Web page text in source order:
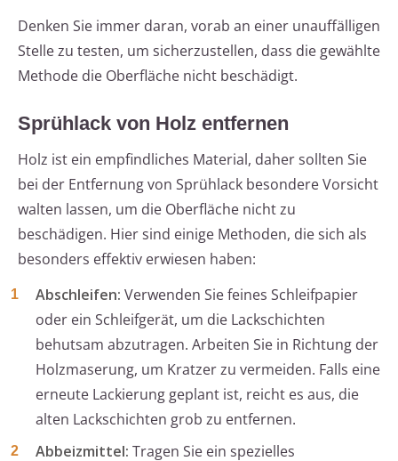
Denken Sie immer daran, vorab an einer unauffälligen
Stelle zu testen, um sicherzustellen, dass die gewählte
Methode die Oberfläche nicht beschädigt.
Sprühlack von Holz entfernen
Holz ist ein empfindliches Material, daher sollten Sie
bei der Entfernung von Sprühlack besondere Vorsicht
walten lassen, um die Oberfläche nicht zu
beschädigen. Hier sind einige Methoden, die sich als
besonders effektiv erwiesen haben:
Abschleifen: Verwenden Sie feines Schleifpapier
oder ein Schleifgerät, um die Lackschichten
behutsam abzutragen. Arbeiten Sie in Richtung der
Holzmaserung, um Kratzer zu vermeiden. Falls eine
erneute Lackierung geplant ist, reicht es aus, die
alten Lackschichten grob zu entfernen.
Abbeizmittel: Tragen Sie ein spezielles